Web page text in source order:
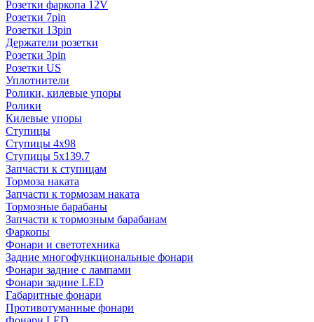
Розетки фаркопа 12V
Розетки 7pin
Розетки 13pin
Держатели розетки
Розетки 3pin
Розетки US
Уплотнители
Ролики, килевые упоры
Ролики
Килевые упоры
Ступицы
Ступицы 4x98
Ступицы 5x139.7
Запчасти к ступицам
Тормоза наката
Запчасти к тормозам наката
Тормозные барабаны
Запчасти к тормозным барабанам
Фаркопы
Фонари и светотехника
Задние многофункциональные фонари
Фонари задние с лампами
Фонари задние LED
Габаритные фонари
Противотуманные фонари